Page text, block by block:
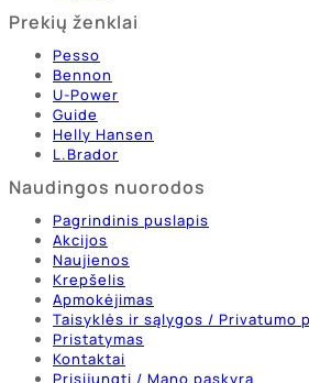
Prekių ženklai
Pesso
Bennon
U-Power
Guide
Helly Hansen
L.Brador
Naudingos nuorodos
Pagrindinis puslapis
Akcijos
Naujienos
Krepšelis
Apmokėjimas
Taisyklės ir sąlygos / Privatumo
Pristatymas
Kontaktai
Prisijungti / Mano paskyra